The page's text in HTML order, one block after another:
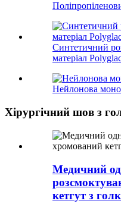
Синтетичний
матеріал
Нейлонова
Хірургічний шов з
Медичний
кетгут з